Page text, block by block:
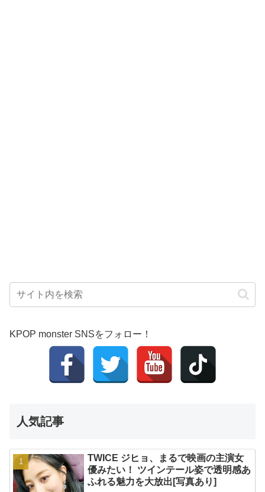
KPOP monster SNSをフォロー！
人気記事
TWICE ジヒョ、まるで映画の主演女
優みたい！ ツインテール姿で透明感あ
ふれる魅力を大放出[写真あり]